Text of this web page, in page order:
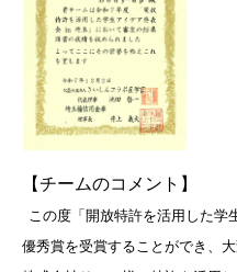
【チームのコメント】
この度「開放特許を活用した学
優秀賞を受賞することができ、